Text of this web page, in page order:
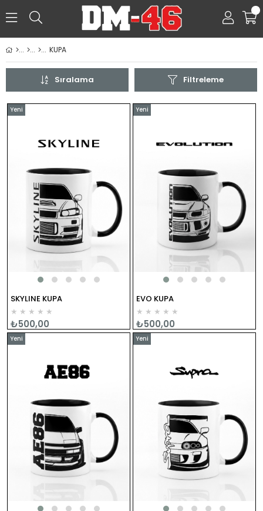
0
KUPA
Filtreleme
Sıralama
SKYLINE KUPA
★ ★ ★ ★ ★
₺500,00
Yeni
EVO KUPA
★ ★ ★ ★ ★
₺500,00
Yeni
Yeni
Yeni